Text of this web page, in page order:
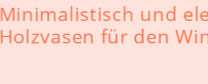
Minimalistisch und
Holzvasen für den